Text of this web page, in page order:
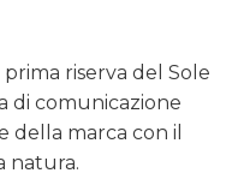
prima riserva del Sole
di comunicazione
della marca con il
natura.